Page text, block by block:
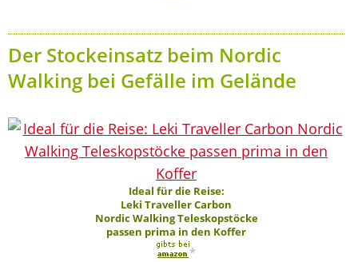
Der Stockeinsatz beim Nordic
Walking bei Gefälle im Gelände
Ideal für die Reise:
Leki Traveller Carbon
Nordic Walking Teleskopstöcke
passen prima in den Koffer
*